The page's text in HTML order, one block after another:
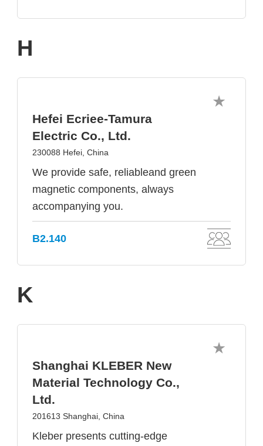
H
Hefei Ecriee-Tamura
Electric Co., Ltd.
230088 Hefei, China
We provide safe, reliableand green
magnetic components, always
accompanying you.
B2.140
K
Shanghai KLEBER New
Material Technology Co.,
Ltd.
201613 Shanghai, China
Kleber presents cutting-edge